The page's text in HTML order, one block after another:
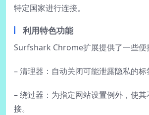
特定国家进行连接。
利用特色功能
Surfshark Chrome扩展提供了一些便
– 清理器：自动关闭可能泄露隐私的标
– 绕过器：为指定网站设置例外，使
接。